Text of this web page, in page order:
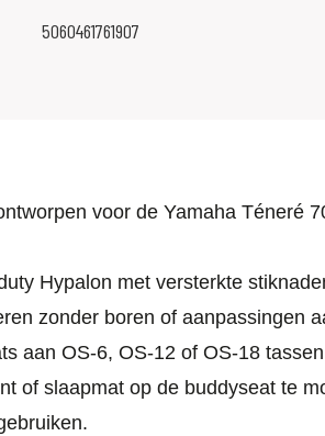
5060461761907
voor de Yamaha Téneré
Hypalon met versterkte
zonder boren of aanpassingen
aan OS-6, OS-12 of OS-18
of slaapmat op de buddyseat te